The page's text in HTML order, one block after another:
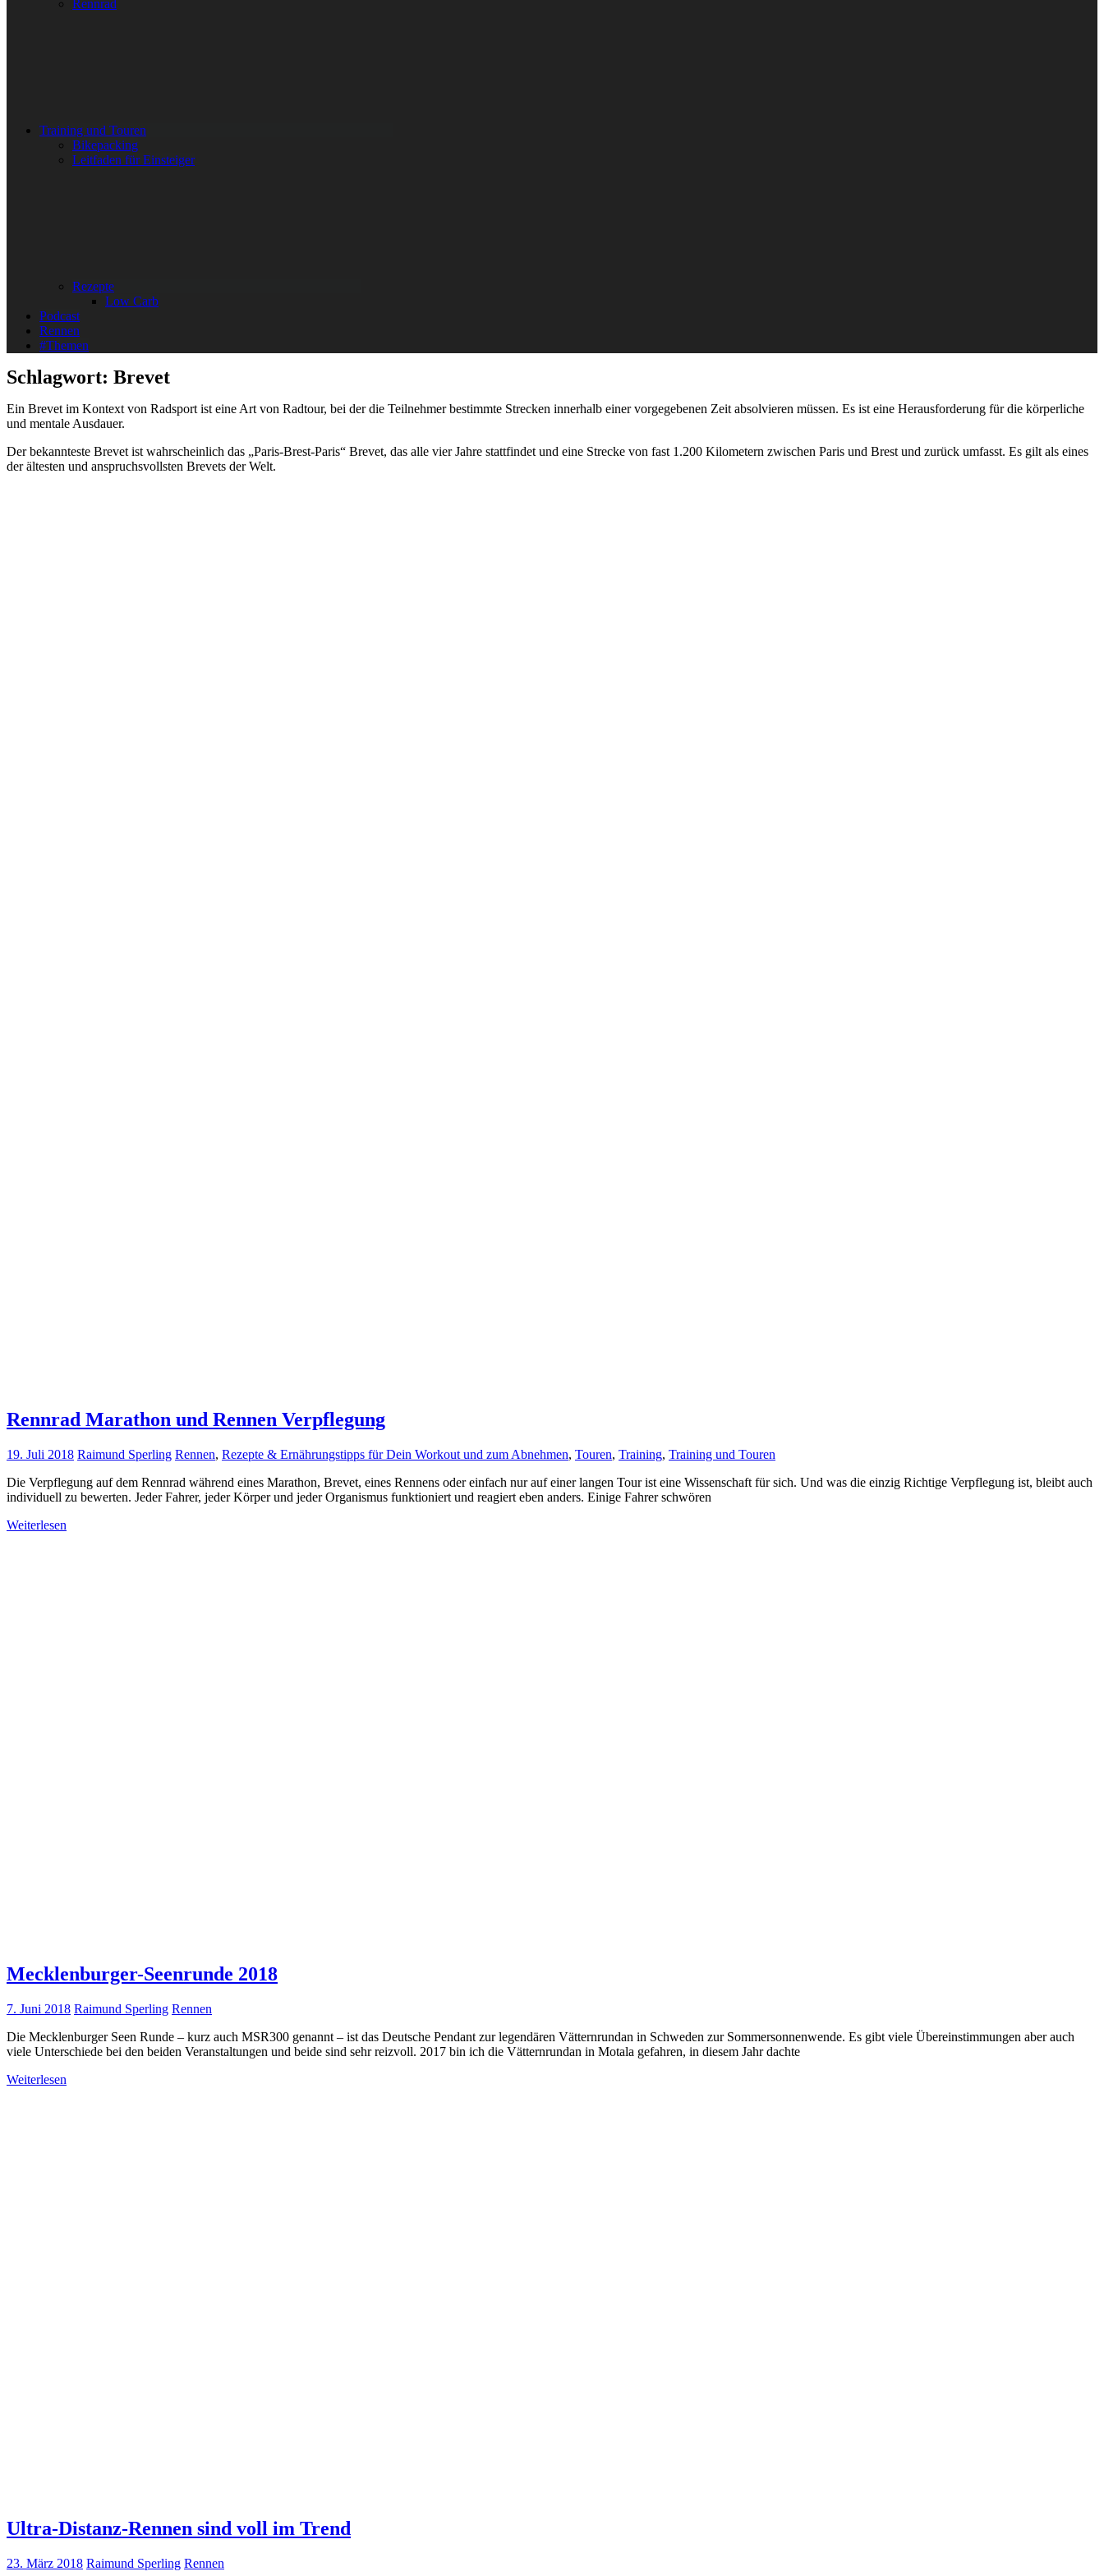
Rennrad
Training und Touren
Bikepacking
Leitfaden für Einsteiger
Rezepte
Low Carb
Podcast
Rennen
#Themen
Schlagwort: Brevet
Ein Brevet im Kontext von Radsport ist eine Art von Radtour, bei der die Teilnehmer bestimmte Strecken innerhalb einer vorgegebenen Zeit absolvieren müssen. Es ist eine Herausforderung für die körperliche
und mentale Ausdauer.
Der bekannteste Brevet ist wahrscheinlich das „Paris-Brest-Paris“ Brevet, das alle vier Jahre stattfindet und eine Strecke von fast 1.200 Kilometern zwischen Paris und Brest und zurück umfasst. Es gilt als eines
der ältesten und anspruchsvollsten Brevets der Welt.
Rennrad Marathon und Rennen Verpflegung
19. Juli 2018 Raimund Sperling Rennen, Rezepte & Ernährungstipps für Dein Workout und zum Abnehmen, Touren, Training, Training und Touren
Die Verpflegung auf dem Rennrad während eines Marathon, Brevet, eines Rennens oder einfach nur auf einer langen Tour ist eine Wissenschaft für sich. Und was die einzig Richtige Verpflegung ist, bleibt auch
individuell zu bewerten. Jeder Fahrer, jeder Körper und jeder Organismus funktioniert und reagiert eben anders. Einige Fahrer schwören
Weiterlesen
Mecklenburger-Seenrunde 2018
7. Juni 2018 Raimund Sperling Rennen
Die Mecklenburger Seen Runde – kurz auch MSR300 genannt – ist das Deutsche Pendant zur legendären Vätternrundan in Schweden zur Sommersonnenwende. Es gibt viele Übereinstimmungen aber auch
viele Unterschiede bei den beiden Veranstaltungen und beide sind sehr reizvoll. 2017 bin ich die Vätternrundan in Motala gefahren, in diesem Jahr dachte
Weiterlesen
Ultra-Distanz-Rennen sind voll im Trend
23. März 2018 Raimund Sperling Rennen